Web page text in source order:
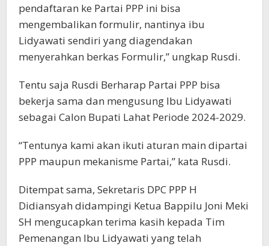
pendaftaran ke Partai PPP ini bisa
mengembalikan formulir, nantinya ibu
Lidyawati sendiri yang diagendakan
menyerahkan berkas Formulir,” ungkap Rusdi.
Tentu saja Rusdi Berharap Partai PPP bisa
bekerja sama dan mengusung Ibu Lidyawati
sebagai Calon Bupati Lahat Periode 2024-2029.
“Tentunya kami akan ikuti aturan main dipartai
PPP maupun mekanisme Partai,” kata Rusdi.
Ditempat sama, Sekretaris DPC PPP H
Didiansyah didampingi Ketua Bappilu Joni Meki
SH mengucapkan terima kasih kepada Tim
Pemenangan Ibu Lidyawati yang telah